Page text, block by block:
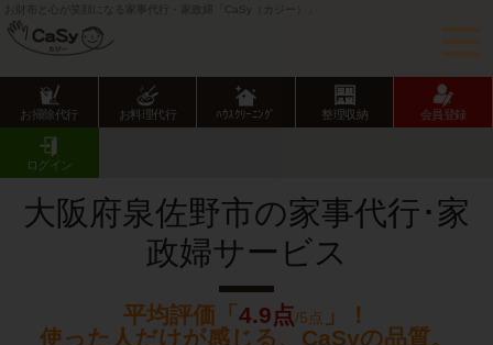
お財布と心が笑顔になる家事代行・家政婦「CaSy（カジー）」
お掃除代行 お料理代行 ﾊｳｽｸﾘｰﾆﾝｸﾞ 整理収納 会員登録
ログイン
CaSy TOP
泉佐野市の家事代行･家政婦サービス
大阪府泉佐野市の家事代行･家
政婦サービス
平均評価「 4.9点/5点
」！
使った人だけが感じる、CaSyの品質。